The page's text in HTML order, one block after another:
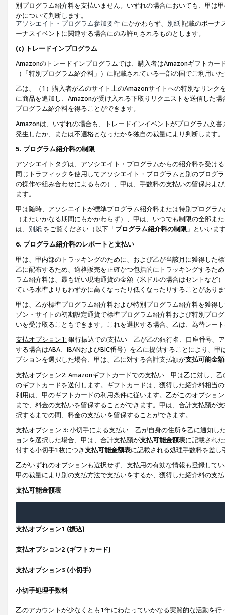
別プログラム紹介料を支払いません。いずれの場合においても、甲は
かについて判断します。
アソシエイト・プログラム参加要件 にかかわらず、 別紙記載のボーナ
ーナスイベントに関連する場合にのみ許可されるものとします。
(c) トレードインプログラム
Amazonのトレードインプログラムでは、購入者はAmazonギフトカ
（「特別プログラム紹介料」）に記載されている一部の国でご利用い
乙は、（1）購入者が乙のサイト上のAmazonサイトへの特別なリン
に商品を追加し、Amazonが受け入れる下取りリクエストを送信した
プログラム紹介料を得ることができます。
Amazonは、いずれの場合も、トレードインイベントがプログラム文
発生したか、または不適格となったかを独自の裁量により判断します。
5. プログラム紹介料の制限
アソシエイトタグは、アソシエイト・プログラムからの紹介料を受け
同じトラフィックを使用してアソシエイト・プログラムと別のプログ
の操作や組み合わせによるもの）、甲は、手数料の支払いの留保およ
ます。
甲は随時、アソシエイトが標準プログラム紹介料または特別プログラ
（またいかなる期間にもかかわらず）、甲は、いつでも制限の全部
は、 別紙 をご覧ください（以下「プログラム紹介料の制限 」といいま
6. プログラム紹介料のレポートと支払い
甲は、甲内部のトラッキングのために、および乙が当該月に獲得した
乙に配布するため、適格販売を正確かつ包括的にトラッキングするた
ラム紹介料は、最も近い現地通貨の金額（米ドルの場合はセントなど
ている水準よりもわずかに高くなったり低くなったりすることがあり
甲は、乙が標準プログラム紹介料および特別プログラム紹介料を獲得
ゾン・サイトの初期設定通貨で標準プログラム紹介料および特別プロ
いを受け取ることもできます。これを選択する場合、乙は、為替レー
支払オプション1: 銀行振込での支払い 乙が乙の銀行名、口座番号、
する場合はABA、IBANおよびBIC番号）を乙に提供することにより、
プションを選択した場合、甲は、乙に対する合計支払額が支払可能金
支払オプション2: Amazonギフトカードでの支払い 甲は乙に対し、乙
のギフトカードを送付します。ギフトカードは、獲得した紹介料相当
利用は、甲のギフトカードの利用条件に従います。乙がこのオプショ
まで、料金の支払いを留保することができます。甲は、合計支払額が
択するまでの間、料金の支払いを留保することができます。
支払オプション 3: 小切手による支払い 乙が自身の住所を乙に通知し
ョンを選択した場合、甲は、合計支払額が支払可能金額表に記載され
付する小切手1枚につき支払可能金額表に記載される処理手数料を差し
乙がいずれのオプションも選択せず、支払用の有効な情報も登録して
甲の裁量により別の支払方法で支払いをするか、獲得した紹介料の支
支払可能金額表
支払オプション1 (振込)
支払オプション2 (ギフトカード)
支払オプション3 (小切手)
小切手処理手数料
乙のアカウントが少なくとも1年にわたっていかなる実質的な活動を